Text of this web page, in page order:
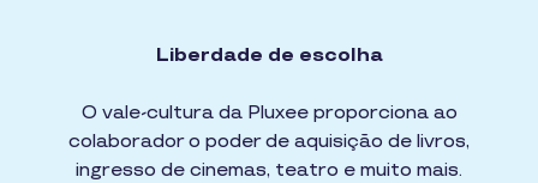
Liberdade de escolha
O vale-cultura da Pluxee proporciona ao
colaborador o poder de aquisição de livros,
ingresso de cinemas, teatro e muito mais.